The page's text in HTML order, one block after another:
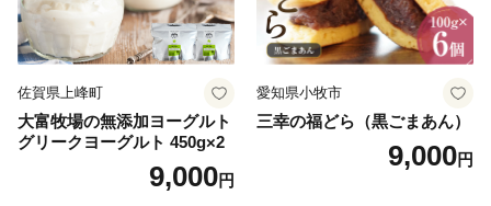
佐賀県上峰町
大富牧場の無添加ヨーグルト
グリークヨーグルト 450g×2
9,000円
愛知県小牧市
三幸の福どら（黒ごまあん）
9,000円